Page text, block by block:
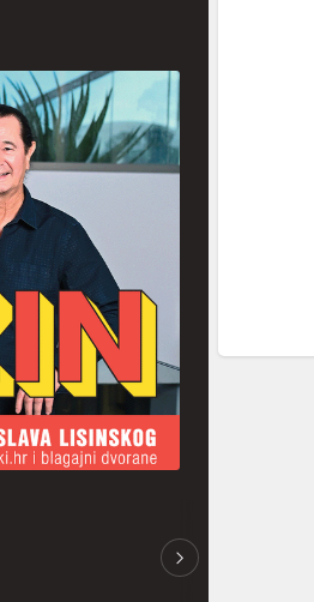
nastupom na Story
Partyju najavila koncert u